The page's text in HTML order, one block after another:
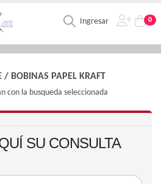
Ingresar 0
/ BOBINAS PAPEL KRAFT
con la busqueda seleccionada
SU CONSULTA